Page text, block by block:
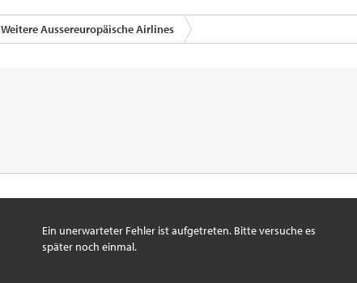
Weitere Aussereuropäische Airlines
Ein unerwarteter Fehler ist aufgetreten. Bitte versuche es
später noch einmal.